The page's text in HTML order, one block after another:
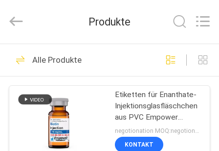
HAUS
PRODUKTE
Reserved.
Glasphiolen-
Aufkleber
335
Produkte
Alle Produkte
Etiketten für Enanthate-
Injektionsglasfläschchen
aus PVC Empower
Pharmacy
negotionation MOQ:negotionation
KONTAKT